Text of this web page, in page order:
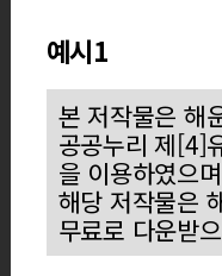
예시1
본 저작물은 해
공공누리 제[4]
을 이용하였으
해당 저작물은
무료로 다운받